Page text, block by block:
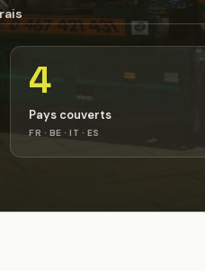
4
Pays couverts
FR · BE · IT · ES